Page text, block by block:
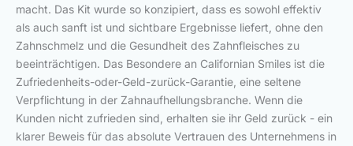
macht. Das Kit wurde so konzipiert, dass es sowohl effektiv
als auch sanft ist und sichtbare Ergebnisse liefert, ohne den
Zahnschmelz und die Gesundheit des Zahnfleisches zu
beeinträchtigen. Das Besondere an Californian Smiles ist die
Zufriedenheits-oder-Geld-zurück-Garantie, eine seltene
Verpflichtung in der Zahnaufhellungsbranche. Wenn die
Kunden nicht zufrieden sind, erhalten sie ihr Geld zurück - ein
klarer Beweis für das absolute Vertrauen des Unternehmens in